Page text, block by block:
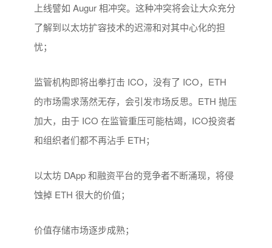
上线譬如 Augur 相冲突。这种冲突将会让大众充分
了解到以太坊扩容技术的迟滞和对其中心化的担
忧；
监管机构即将出拳打击 ICO，没有了 ICO，ETH
的市场需求荡然无存，会引发市场反思。ETH 抛压
加大，由于 ICO 在监管重压可能枯竭，ICO投资者
和组织者们都不再沾手 ETH；
以太坊 DApp 和融资平台的竞争者不断涌现，将侵
蚀掉 ETH 很大的价值；
价值存储市场逐步成熟；